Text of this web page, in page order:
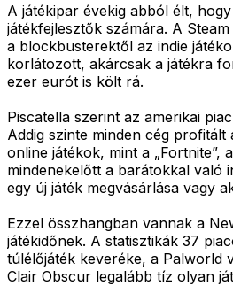
A játékipar évekig abból élt,
játékfejlesztők számára. A
a blockbusterektől az indie
korlátozott, akárcsak a játékra
ezer eurót is költ rá.
Piscatella szerint az amerikai
Addig szinte minden cég
online játékok, mint a
mindenekelőtt a barátokkal való
egy új játék megvásárlása vagy
Ezzel összhangban vannak a
játékidőnek. A statisztikák 37
túlélőjáték keveréke, a Palworld
Clair Obscur legalább tíz olyan